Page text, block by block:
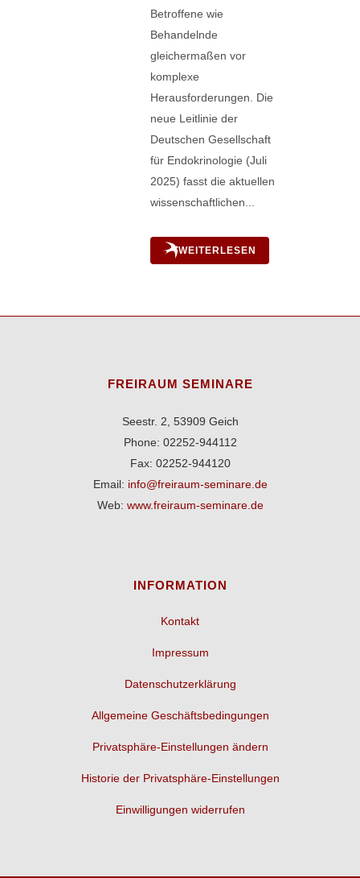
Betroffene wie
Behandelnde
gleichermaßen vor
komplexe
Herausforderungen. Die
neue Leitlinie der
Deutschen Gesellschaft
für Endokrinologie (Juli
2025) fasst die aktuellen
wissenschaftlichen...
WEITERLESEN
FREIRAUM SEMINARE
Seestr. 2, 53909 Geich
Phone: 02252-944112
Fax: 02252-944120
Email: info@freiraum-seminare.de
Web: www.freiraum-seminare.de
INFORMATION
Kontakt
Impressum
Datenschutzerklärung
Allgemeine Geschäftsbedingungen
Privatsphäre-Einstellungen ändern
Historie der Privatsphäre-Einstellungen
Einwilligungen widerrufen